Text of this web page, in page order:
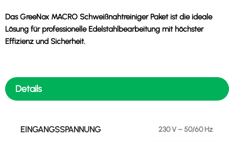
Das GreeNox MACRO Schweißnahtreiniger Paket ist die ideale
Lösung für professionelle Edelstahlbearbeitung mit höchster
Effizienz und Sicherheit.
Details
EINGANGSSPANNUNG 230 V – 50/60 Hz